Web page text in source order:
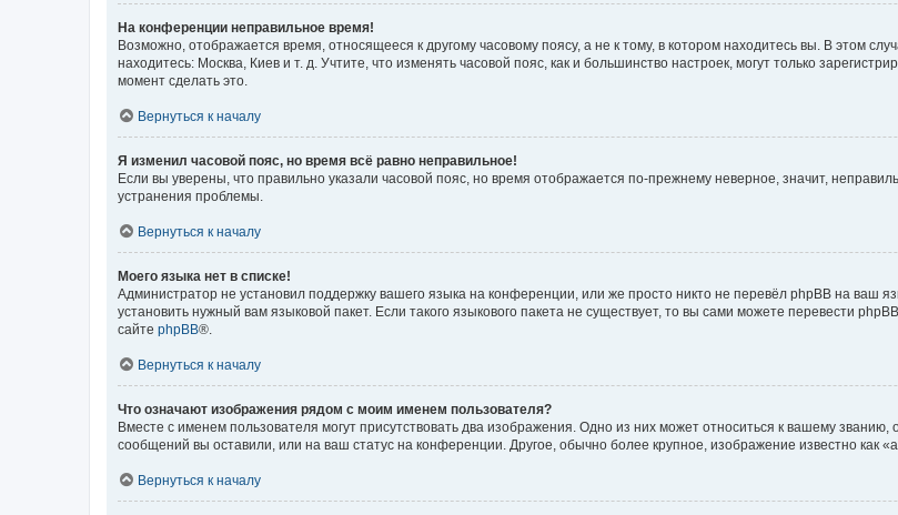
На конференции неправильное время!
Возможно, отображается время, относящееся к другому часовому поясу, а не к тому, в котором находитесь вы. В этом
находитесь: Москва, Киев и т. д. Учтите, что изменять часовой пояс, как и большинство настроек, могут только
момент сделать это.
Вернуться к началу
Я изменил часовой пояс, но время всё равно неправильное!
Если вы уверены, что правильно указали часовой пояс, но время отображается по-прежнему неверное, значит,
устранения проблемы.
Вернуться к началу
Моего языка нет в списке!
Администратор не установил поддержку вашего языка на конференции, или же просто никто не перевёл phpBB на ваш
установить нужный вам языковой пакет. Если такого языкового пакета не существует, то вы сами можете перевести
сайте phpBB®.
Вернуться к началу
Что означают изображения рядом с моим именем пользователя?
Вместе с именем пользователя могут присутствовать два изображения. Одно из них может относиться к вашему званию,
сообщений вы оставили, или на ваш статус на конференции. Другое, обычно более крупное, изображение известно как
Вернуться к началу